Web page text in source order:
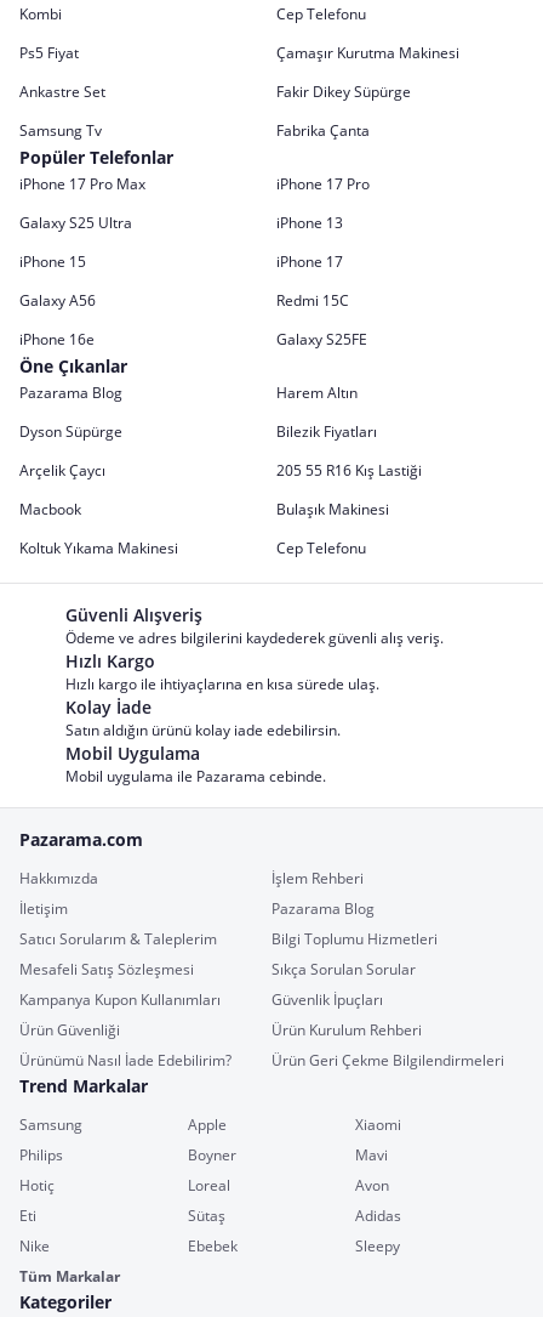
Kombi
Cep Telefonu
Ps5 Fiyat
Çamaşır Kurutma Makinesi
Ankastre Set
Fakir Dikey Süpürge
Samsung Tv
Fabrika Çanta
Popüler Telefonlar
iPhone 17 Pro Max
iPhone 17 Pro
Galaxy S25 Ultra
iPhone 13
iPhone 15
iPhone 17
Galaxy A56
Redmi 15C
iPhone 16e
Galaxy S25FE
Öne Çıkanlar
Pazarama Blog
Harem Altın
Dyson Süpürge
Bilezik Fiyatları
Arçelik Çaycı
205 55 R16 Kış Lastiği
Macbook
Bulaşık Makinesi
Koltuk Yıkama Makinesi
Cep Telefonu
Güvenli Alışveriş
Ödeme ve adres bilgilerini kaydederek güvenli alış veriş.
Hızlı Kargo
Hızlı kargo ile ihtiyaçlarına en kısa sürede ulaş.
Kolay İade
Satın aldığın ürünü kolay iade edebilirsin.
Mobil Uygulama
Mobil uygulama ile Pazarama cebinde.
Pazarama.com
Hakkımızda
İşlem Rehberi
İletişim
Pazarama Blog
Satıcı Sorularım & Taleplerim
Bilgi Toplumu Hizmetleri
Mesafeli Satış Sözleşmesi
Sıkça Sorulan Sorular
Kampanya Kupon Kullanımları
Güvenlik İpuçları
Ürün Güvenliği
Ürün Kurulum Rehberi
Ürünümü Nasıl İade Edebilirim?
Ürün Geri Çekme Bilgilendirmeleri
Trend Markalar
Samsung Apple
Xiaomi
Philips
Boyner
Mavi
Hotiç
Loreal
Avon
Eti
Sütaş
Adidas
Nike
Ebebek
Sleepy
Tüm Markalar
Kategoriler